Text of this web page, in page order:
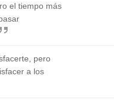
el tiempo más
pero
a los